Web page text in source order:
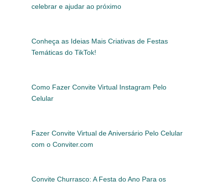
celebrar e ajudar ao próximo
Conheça as Ideias Mais Criativas de Festas
Temáticas do TikTok!
Como Fazer Convite Virtual Instagram Pelo
Celular
Fazer Convite Virtual de Aniversário Pelo Celular
com o Conviter.com
Convite Churrasco: A Festa do Ano Para os